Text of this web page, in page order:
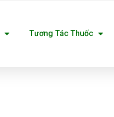
Tương Tác Thuốc